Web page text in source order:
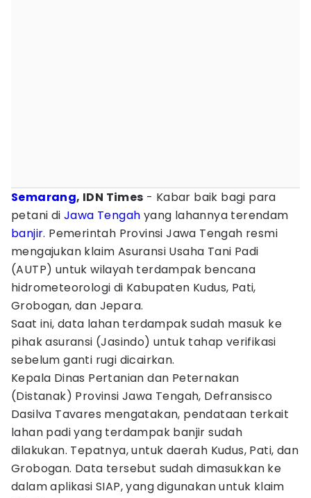
Semarang, IDN Times - Kabar baik bagi para
petani diJawa Tengah yang lahannya terendam
banjir. Pemerintah Provinsi Jawa Tengah resmi
mengajukan klaim Asuransi Usaha Tani Padi
(AUTP) untuk wilayah terdampak bencana
hidrometeorologi di Kabupaten Kudus, Pati,
Grobogan, dan Jepara.
Saat ini, data lahan terdampak sudah masuk ke
pihak asuransi (Jasindo) untuk tahap verifikasi
sebelum ganti rugi dicairkan.
Kepala Dinas Pertanian dan Peternakan
(Distanak) Provinsi Jawa Tengah, Defransisco
Dasilva Tavares mengatakan, pendataan terkait
lahan padi yang terdampak banjir sudah
dilakukan. Tepatnya, untuk daerah Kudus, Pati, dan
Grobogan. Data tersebut sudah dimasukkan ke
dalam aplikasi SIAP, yang digunakan untuk klaim